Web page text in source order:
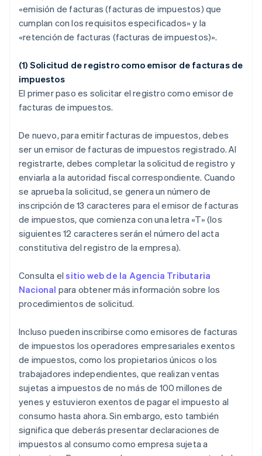
«emisión de facturas (facturas de impuestos) que
cumplan con los requisitos especificados» y la
«retención de facturas (facturas de impuestos)».
(1) Solicitud de registro como emisor de facturas de
impuestos
El primer paso es solicitar el registro como emisor de
facturas de impuestos.
De nuevo, para emitir facturas de impuestos, debes
ser un emisor de facturas de impuestos registrado. Al
registrarte, debes completar la solicitud de registro y
enviarla a la autoridad fiscal correspondiente. Cuando
se aprueba la solicitud, se genera un número de
inscripción de 13 caracteres para el emisor de facturas
de impuestos, que comienza con una letra «T» (los
siguientes 12 caracteres serán el número del acta
constitutiva del registro de la empresa).
Consulta elsitio web de la Agencia Tributaria
Nacional para obtener más información sobre los
procedimientos de solicitud.
Incluso pueden inscribirse como emisores de facturas
de impuestos los operadores empresariales exentos
de impuestos, como los propietarios únicos o los
trabajadores independientes, que realizan ventas
sujetas a impuestos de no más de 100 millones de
yenes y estuvieron exentos de pagar el impuesto al
consumo hasta ahora. Sin embargo, esto también
significa que deberás presentar declaraciones de
impuestos al consumo como empresa sujeta a